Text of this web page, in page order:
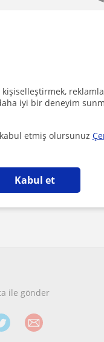
iyi bir deneyim
etmiş olursunuz
Kabul et
Onaylanmış iletişim
It's been a while
ile gönder